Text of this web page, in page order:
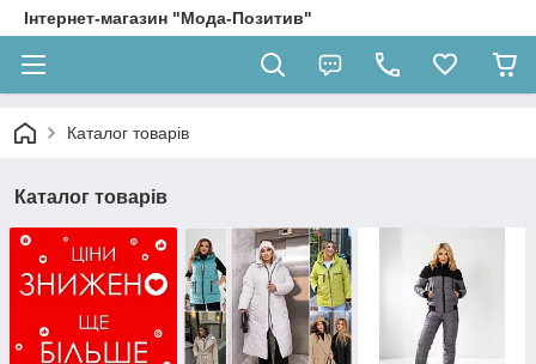
Інтернет-магазин "Мода-Позитив"
Каталог товарів
Каталог товарів